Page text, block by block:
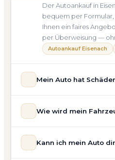
Der Autoankauf in
bequem per
Ihnen ein faires
per Überweisung —
Autoankauf Eisenach
Mein Auto hat
allgemeinem
Unfallwagen Eisenach
Wie wird mein
prüfen Marke, Modell,
Kann ich mein Auto